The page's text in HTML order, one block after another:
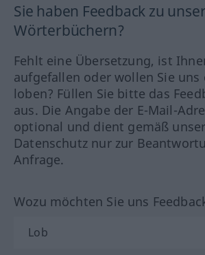
Sie haben Feedback zu
Wörterbüchern?
Fehlt eine Übersetzung, ist
aufgefallen oder wollen Sie uns
loben? Füllen Sie bitte das
aus. Die Angabe der E-Mail-
optional und dient gemäß
Datenschutz nur zur
Anfrage.
Wozu möchten Sie uns